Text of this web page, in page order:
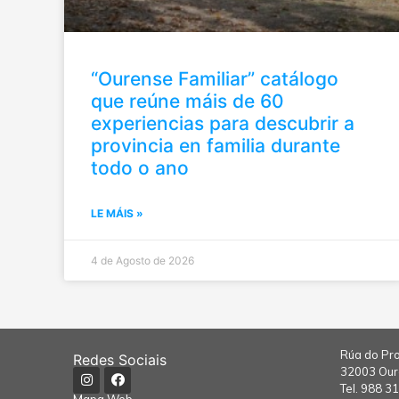
“Ourense Familiar” catálogo
que reúne máis de 60
experiencias para descubrir a
provincia en familia durante
todo o ano
LE MÁIS »
4 de Agosto de 2026
Redes Sociais
Rúa do
32003
Tel. 988